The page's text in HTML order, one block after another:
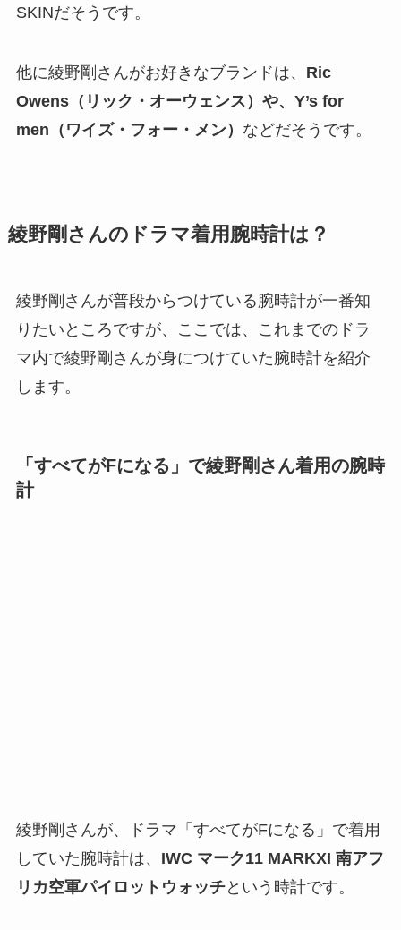
SKINだそうです。
他に綾野剛さんがお好きなブランドは、 Ric
Owens（リック・オーウェンス）や、Y’s for
men（ワイズ・フォー・メン） などだそうです。
綾野剛さんのドラマ着用腕時計は？
綾野剛さんが普段からつけている腕時計が一番知
りたいところですが、ここでは、これまでのドラ
マ内で綾野剛さんが身につけていた腕時計を紹介
します。
「すべてがFになる」で綾野剛さん着用の腕時
計
綾野剛さんが、ドラマ「すべてがFになる」で着用
していた腕時計は、 IWC マーク11 MARKXI 南アフ
リカ空軍パイロットウォッチという時計です。